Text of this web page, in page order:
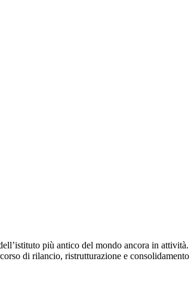
più antico del mondo ancora in
di rilancio, ristrutturazione e